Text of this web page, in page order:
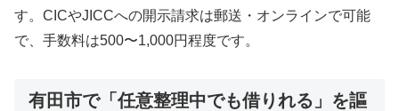
す。CICやJICCへの開示請求は郵送・オンラインで可能
で、手数料は500〜1,000円程度です。
有田市で「任意整理中でも借りれる」を謳